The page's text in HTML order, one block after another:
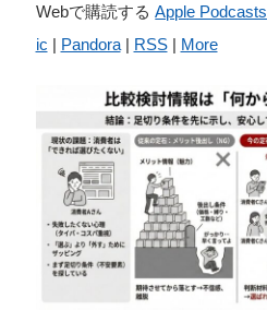
Webで購読するApple Podcasts
ic | Pandora| RSS| More